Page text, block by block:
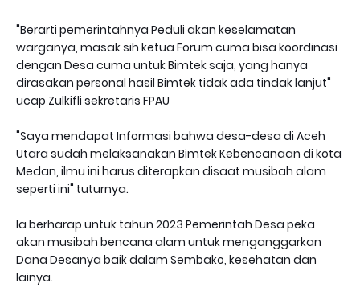
"Berarti pemerintahnya Peduli akan keselamatan
warganya, masak sih ketua Forum cuma bisa koordinasi
dengan Desa cuma untuk Bimtek saja, yang hanya
dirasakan personal hasil Bimtek tidak ada tindak lanjut"
ucap Zulkifli sekretaris FPAU
"Saya mendapat Informasi bahwa desa-desa di Aceh
Utara sudah melaksanakan Bimtek Kebencanaan di kota
Medan, ilmu ini harus diterapkan disaat musibah alam
seperti ini" tuturnya.
Ia berharap untuk tahun 2023 Pemerintah Desa peka
akan musibah bencana alam untuk menganggarkan
Dana Desanya baik dalam Sembako, kesehatan dan
lainya.